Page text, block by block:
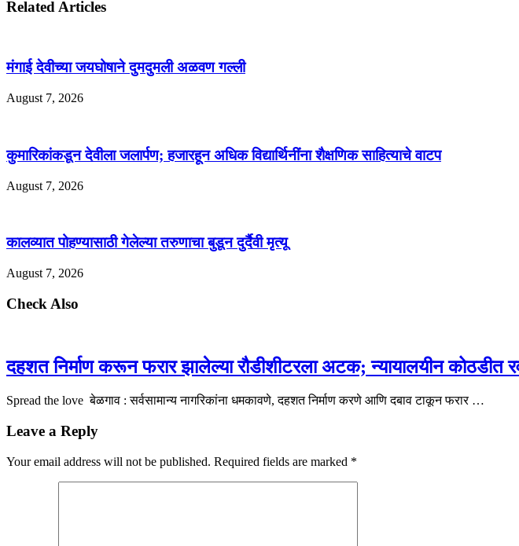
Related Articles
मंगाई देवीच्या जयघोषाने दुमदुमली अळवण गल्ली
August 7, 2026
कुमारिकांकडून देवीला जलार्पण; हजारहून अधिक विद्यार्थिनींना शैक्षणिक साहित्याचे वाटप
August 7, 2026
कालव्यात पोहण्यासाठी गेलेल्या तरुणाचा बुडून दुर्दैवी मृत्यू
August 7, 2026
Check Also
दहशत निर्माण करून फरार झालेल्या रौडीशीटरला अटक; न्यायालयीन कोठडीत
Spread the love बेळगाव : सर्वसामान्य नागरिकांना धमकावणे, दहशत निर्माण करणे आणि दबाव टाकून फरार …
Leave a Reply
Your email address will not be published. Required fields are marked *